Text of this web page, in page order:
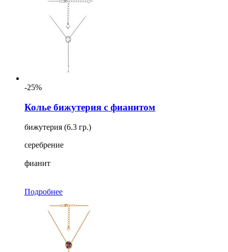
-25%
Колье бижутерия с фианитом
бижутерия (6.3 гр.)
серебрение
фианит
Подробнее